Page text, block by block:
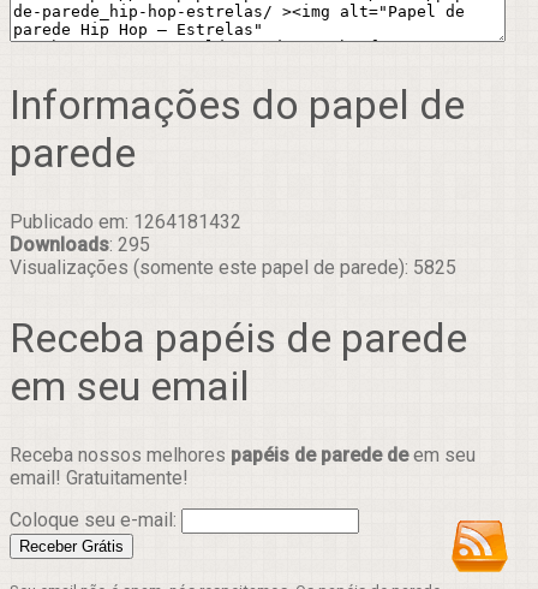
Informações do papel de
parede
Publicado em: 1264181432
Downloads: 295
Visualizações (somente este papel de parede): 5825
Receba papéis de parede
em seu email
Receba nossos melhores papéis de parede deem seu
email! Gratuitamente!
Coloque seu e-mail: